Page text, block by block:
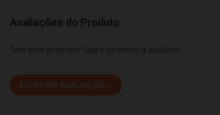
Avaliações do Produto
Tem esse produto? Seja o primeiro a avaliá-lo!
ESCREVER AVALIAÇÃO...